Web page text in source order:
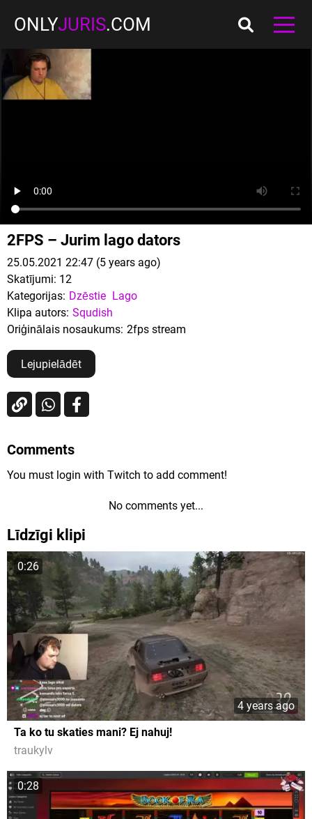
ONLYJURIS.COM
2FPS – Jurim lago dators
25.05.2021 22:47 (5 years ago)
Skatījumi: 12
Kategorijas: Dzēstie Lago
Klipa autors: Squdish
Oriģinālais nosaukums: 2fps stream
Lejupielādēt
Comments
You must login with Twitch to add comment!
No comments yet...
Līdzīgi klipi
0:26
4 years ago
Ta ko tu skaties mani? Ej nahuj!
traukylv
0:28